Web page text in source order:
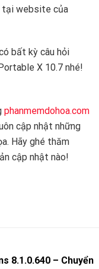
tại website của
bất kỳ câu hỏi
X 10.7 nhé!
phanmemdohoa.com
cập nhật những
Hãy ghé thăm
cập nhật nào!
8.1.0.640 – Chuyển